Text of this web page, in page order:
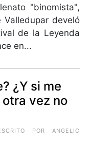
"binomista",
develó
de la Leyenda
en...
¿Y si me
vez no
POR
ANGELIC